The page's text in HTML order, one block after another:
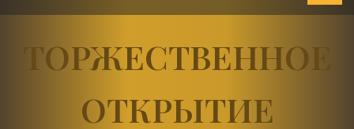
ТОРЖЕСТВЕННОЕ
ОТКРЫТИЕ